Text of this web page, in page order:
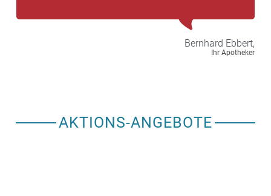
Bernhard Ebbert,
Ihr Apotheker
AKTIONS-ANGEBOTE